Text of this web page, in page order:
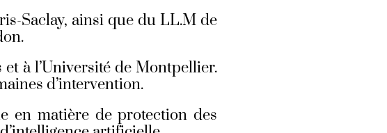
Saclay, ainsi que du LL.M de
à l’Université de Montpellier.
d’intervention.
en matière de protection des